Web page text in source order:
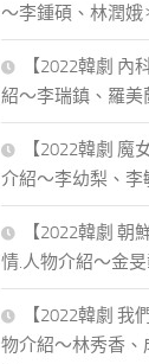
～李鍾碩、林潤娥
【2022韓劇 內
紹～李瑞鎮、羅美
【2022韓劇 魔
介紹～李幼梨、李
【2022韓劇 朝
情.人物介紹～金
【2022韓劇 我
物介紹～林秀香、